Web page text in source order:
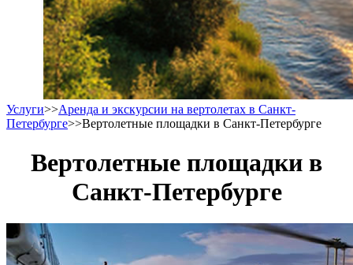
Услуги>>Аренда и экскурсии на вертолетах в Санкт-
Петербурге>>Вертолетные площадки в Санкт-Петербурге
Вертолетные площадки в
Санкт-Петербурге